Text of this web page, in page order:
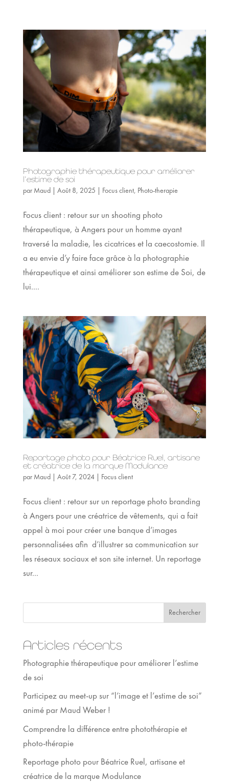
Photographie thérapeutique pour améliorer
l’estime de soi
par Maud Août 8, 2025 Focus client, Photo-therapie
Focus client : retour sur un shooting photo
thérapeutique, à Angers pour un homme ayant
traversé la maladie, les cicatrices et la caecostomie. Il
a eu envie d’y faire face grâce à la photographie
thérapeutique et ainsi améliorer son estime de Soi, de
lui....
Reportage photo pour Béatrice Ruel, artisane
et créatrice de la marque Modulance
par Maud Août 7, 2024| Focus client
Focus client : retour sur un reportage photo branding
à Angers pour une créatrice de vêtements, qui a fait
appel à moi pour créer une banque d’images
personnalisées afin d’illustrer sa communication sur
les réseaux sociaux et son site internet. Un reportage
sur...
Rechercher
Articles récents
Photographie thérapeutique pour améliorer l’estime
de soi
Participez au meet-up sur “l’image et l’estime de soi”
animé par Maud Weber !
Comprendre la différence entre photothérapie et
photo-thérapie
Reportage photo pour Béatrice Ruel, artisane et
créatrice de la marque Modulance